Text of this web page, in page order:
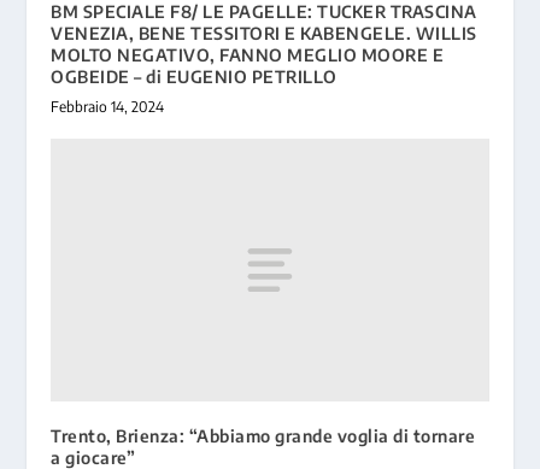
BM SPECIALE F8/ LE PAGELLE: TUCKER TRASCINA
VENEZIA, BENE TESSITORI E KABENGELE. WILLIS
MOLTO NEGATIVO, FANNO MEGLIO MOORE E
OGBEIDE – di EUGENIO PETRILLO
Febbraio 14, 2024
Trento, Brienza: “Abbiamo grande voglia di tornare
a giocare”